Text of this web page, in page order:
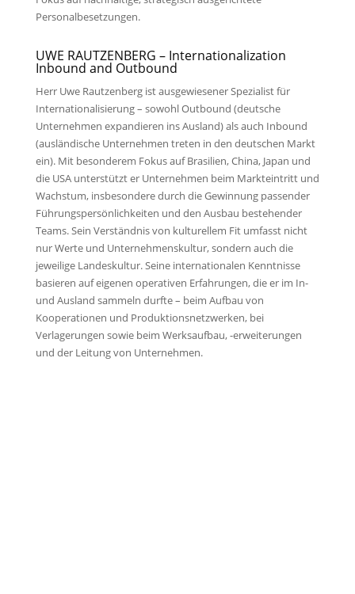
Personalbesetzungen.
UWE RAUTZENBERG – Internationalization
Inbound and Outbound
Herr Uwe Rautzenberg ist ausgewiesener Spezialist für
Internationalisierung – sowohl Outbound (deutsche
Unternehmen expandieren ins Ausland) als auch Inbound
(ausländische Unternehmen treten in den deutschen Markt
ein). Mit besonderem Fokus auf Brasilien, China, Japan und
die USA unterstützt er Unternehmen beim Markteintritt und
Wachstum, insbesondere durch die Gewinnung passender
Führungspersönlichkeiten und den Ausbau bestehender
Teams. Sein Verständnis von kulturellem Fit umfasst nicht
nur Werte und Unternehmenskultur, sondern auch die
jeweilige Landeskultur. Seine internationalen Kenntnisse
basieren auf eigenen operativen Erfahrungen, die er im In-
und Ausland sammeln durfte – beim Aufbau von
Kooperationen und Produktionsnetzwerken, bei
Verlagerungen sowie beim Werksaufbau, -erweiterungen
und der Leitung von Unternehmen.